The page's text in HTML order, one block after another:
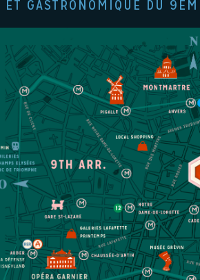
ET GASTRONOMIQUE DU